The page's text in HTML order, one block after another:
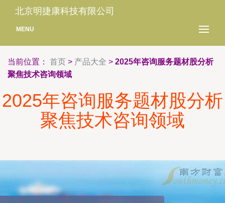
北京明捷康科技有限公司
MENU
当前位置： 首页 > 产品大全 > 2025年咨询服务题材股分析
聚焦技术咨询领域
2025年咨询服务题材股分析
聚焦技术咨询领域